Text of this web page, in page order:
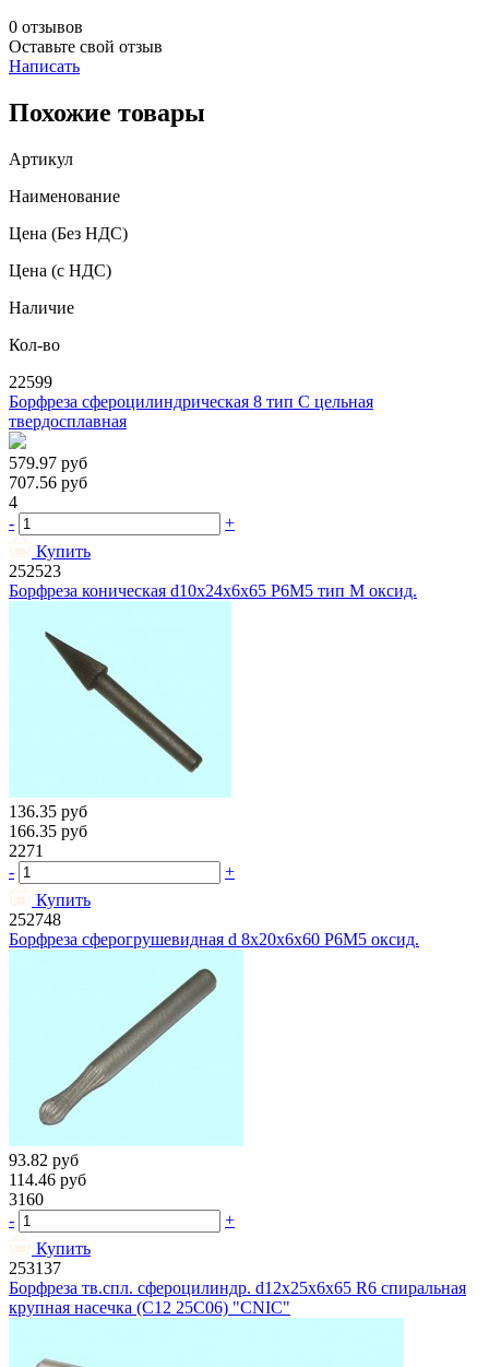
0 отзывов
Оставьте свой отзыв
Написать
Похожие товары
Артикул
Наименование
Цена (Без НДС)
Цена (с НДС)
Наличие
Кол-во
22599
Борфреза сфероцилиндрическая 8 тип C цельная
твердосплавная
579.97 руб
707.56 руб
4
-
+
Купить
252523
Борфреза коническая d10х24х6х65 Р6М5 тип М оксид.
136.35 руб
166.35 руб
2271
-
+
Купить
252748
Борфреза сферогрушевидная d 8х20х6х60 Р6М5 оксид.
93.82 руб
114.46 руб
3160
-
+
Купить
253137
Борфреза тв.спл. сфероцилиндр. d12х25х6х65 R6 спиральная
крупная насечка (C12 25С06) "CNIC"